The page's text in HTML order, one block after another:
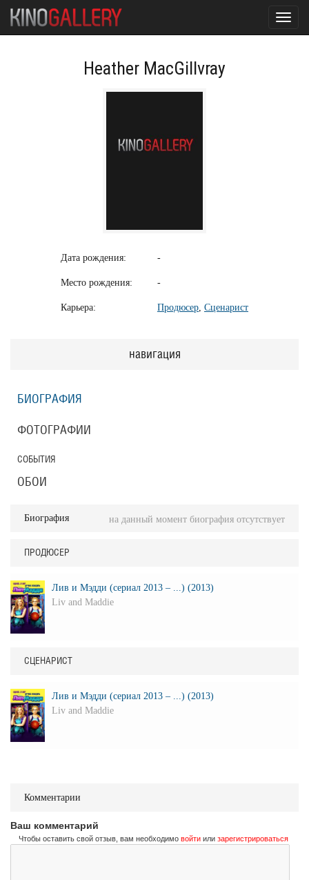
Heather MacGillvray
Дата рождения: -
Место рождения: -
Карьера: Продюсер Сценарист
навигация
БИОГРАФИЯ
ФОТОГРАФИИ
СОБЫТИЯ
ОБОИ
Биография на данный момент биография отсутствует
ПРОДЮСЕР
Лив и Мэдди (сериал 2013 – ...) (2013)
Liv and Maddie
СЦЕНАРИСТ
Лив и Мэдди (сериал 2013 – ...) (2013)
Liv and Maddie
Комментарии
Ваш комментарий
Чтобы оставить свой отзыв, вам необходимо войти или зарегистрироваться